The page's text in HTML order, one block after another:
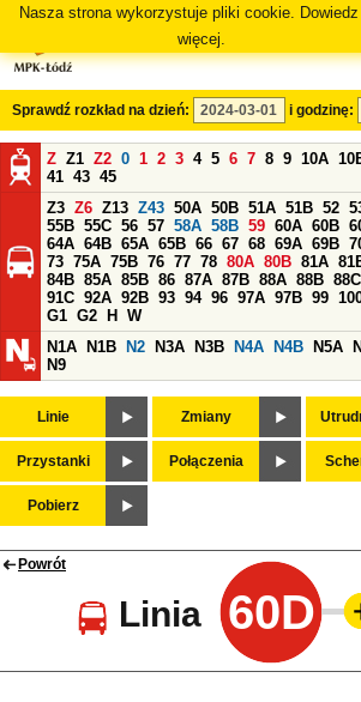
Nasza strona wykorzystuje pliki cookie.
więcej.
Sprawdź rozkład na dzień: i godzinę:
Z Z1 Z2 0 1 2 3 4 5 6 7 8 9 10A
41 43 45
Z3 Z6 Z13 Z43 50A 50B 51A 51B 52
55B 55C 56 57 58A 58B 59 60A 60B
64A 64B 65A 65B 66 67 68 69A 69B
73 75A 75B 76 77 78 80A 80B 81A
84B 85A 85B 86 87A 87B 88A 88B 88C
91C 92A 92B 93 94 96 97A 97B 99
G1 G2 H
W
N1A
N1B N2 N3A N3B N4A N4B N5A
N9
Linie Zmiany
Przystanki Połączenia
Pobierz
Powrót
Linia 60D